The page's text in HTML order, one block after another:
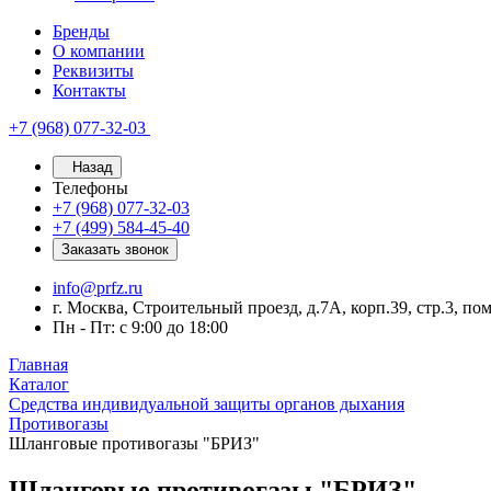
Бренды
О компании
Реквизиты
Контакты
+7 (968) 077-32-03
Назад
Телефоны
+7 (968) 077-32-03
+7 (499) 584-45-40
Заказать звонок
info@prfz.ru
г. Москва, Строительный проезд, д.7А, корп.39, стр.3,
Пн - Пт: с 9:00 до 18:00
Главная
Каталог
Средства индивидуальной защиты органов дыхания
Противогазы
Шланговые противогазы "БРИЗ"